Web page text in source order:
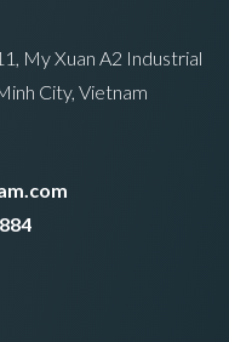
My Xuan A2 Industrial
City, Vietnam